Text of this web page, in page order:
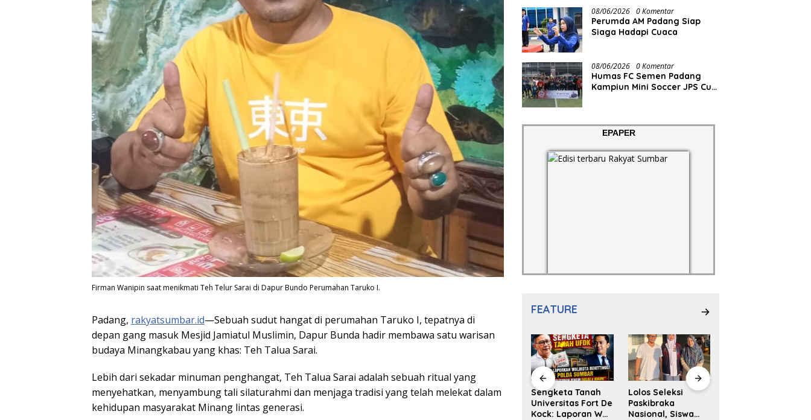
Firman Wanipin saat menikmati Teh Telur Sarai di Dapur Bundo Perumahan Taruko I.
Padang, rakyatsumbar.id—Sebuah sudut hangat di perumahan Taruko I, tepatnya di
depan gang masuk Mesjid Jamiatul Muslimin, Dapur Bunda hadir membawa satu warisan
budaya Minangkabau yang khas: Teh Talua Sarai.
Lebih dari sekadar minuman penghangat, Teh Talua Sarai adalah sebuah ritual yang
menyehatkan, menyambung tali silaturahmi dan menjaga tradisi yang telah melekat dalam
kehidupan masyarakat Minang lintas generasi.
08/06/2026 0 Komentar
Perumda AM Padang Siap
Siaga Hadapi Cuaca
08/06/2026 0 Komentar
Humas FC Semen Padang
Kampiun Mini Soccer JPS Cup
EPAPER
FEATURE
Launching Buku
Antologi Puisi
Padangpanjang
Diskusi Komunitas
Redupnya Tren
Sengketa Tanah
Universitas Fort De
Kock: Laporan Wali
Lolos Seleksi
Paskibraka
Nasional, Siswa